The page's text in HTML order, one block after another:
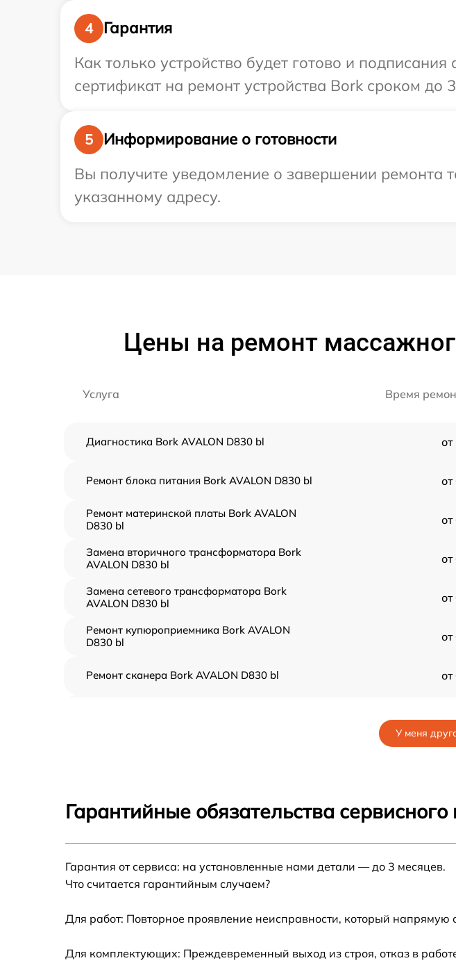
4
Гарантия
Как только устройство будет готово и
сертификат на ремонт устройства Bork сроком до 3
5
Информирование о готовности
Вы получите уведомление о завершении ремонта
указанному адресу.
Цены на ремонт
Услуга Время
Диагностика Bork AVALON D830 bl
Ремонт блока питания Bork AVALON D830 bl
Ремонт материнской платы Bork AVALON
D830 bl
Замена вторичного трансформатора Bork
AVALON D830 bl
Замена сетевого трансформатора Bork
AVALON D830 bl
Ремонт купюроприемника Bork AVALON
D830 bl
Ремонт сканера Bork AVALON D830 bl
Замена сканера Bork AVALON D830 bl от
Прошивка Bork AVALON D830 bl
У меня
Гарантийные обязательства
Гарантия от сервиса: на установленные нами детали — до 3 месяцев.
Что считается гарантийным случаем?
Для работ: Повторное проявление неисправности, который
Для комплектующих: Преждевременный выход из строя, отказ в